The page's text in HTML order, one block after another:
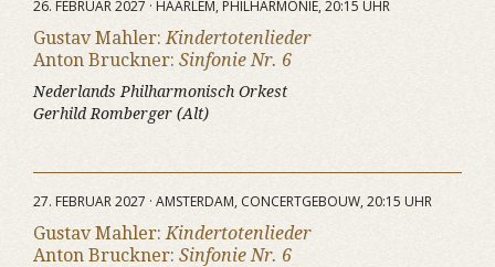
26. FEBRUAR 2027 · HAARLEM, PHILHARMONIE, 20:15 UHR
Gustav Mahler:Kindertotenlieder
Anton Bruckner: Sinfonie Nr. 6
Nederlands Philharmonisch Orkest
Gerhild Romberger (Alt)
27. FEBRUAR 2027 · AMSTERDAM, CONCERTGEBOUW, 20:15 UHR
Gustav Mahler:Kindertotenlieder
Anton Bruckner: Sinfonie Nr. 6